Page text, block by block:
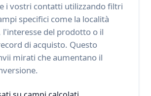
i vostri contatti utilizzando filtri
specifici come la località
l'interesse del prodotto o il
di acquisto. Questo
mirati che aumentano il